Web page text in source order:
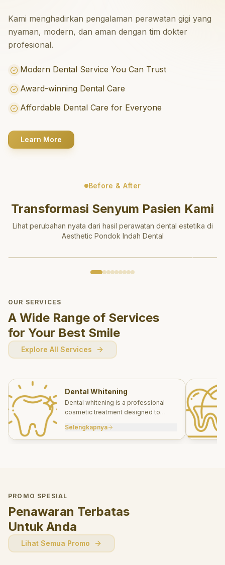
Kami menghadirkan pengalaman perawatan gigi yang
nyaman, modern, dan aman dengan tim dokter
profesional.
Modern Dental Service You Can Trust
Award-winning Dental Care
Affordable Dental Care for Everyone
Learn More
Before & After
Transformasi Senyum Pasien Kami
Lihat perubahan nyata dari hasil perawatan dental estetika di
Aesthetic Pondok Indah Dental
OUR SERVICES
A Wide Range of Services
for Your Best Smile
Explore All Services
Dental Whitening
Dental whitening is a professional
cosmetic treatment designed to
effectively.
Selengkapnya
PROMO SPESIAL
Penawaran Terbatas
Untuk Anda
Lihat Semua Promo